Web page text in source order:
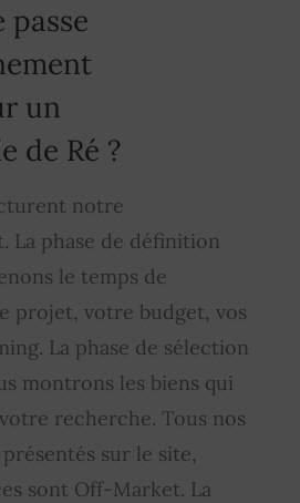
passe
un
de Ré ?
notre
La phase de définition
le temps de
projet, votre budget, vos
La phase de sélection
montrons les biens qui
recherche. Tous nos
sur le site,
sont Off-Market. La